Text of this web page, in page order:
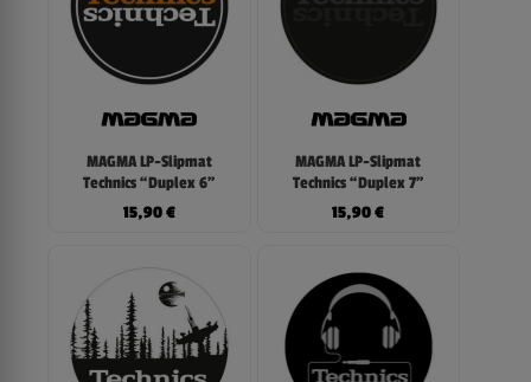
MAGMA LP-Slipmat
Technics “Duplex 6”
15,90€
MAGMA LP-Slipmat
Technics “Duplex 7”
15,90€